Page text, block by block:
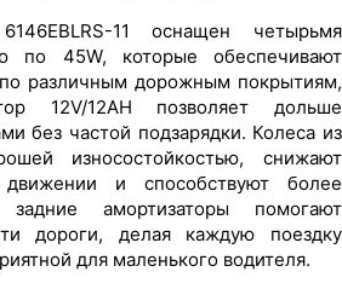
11 оснащен четырьмя
по 45W, которые обеспечивают
различным дорожным покрытиям,
12V/12AH позволяет дольше
без частой подзарядки. Колеса из
износостойкостью, снижают
и способствуют более
амортизаторы помогают
дороги, делая каждую поездку
для маленького водителя.